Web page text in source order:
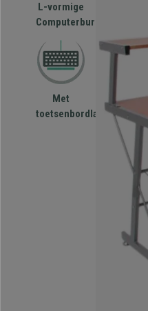
L-vormige
Computerbureau
Met
toetsenbordlade